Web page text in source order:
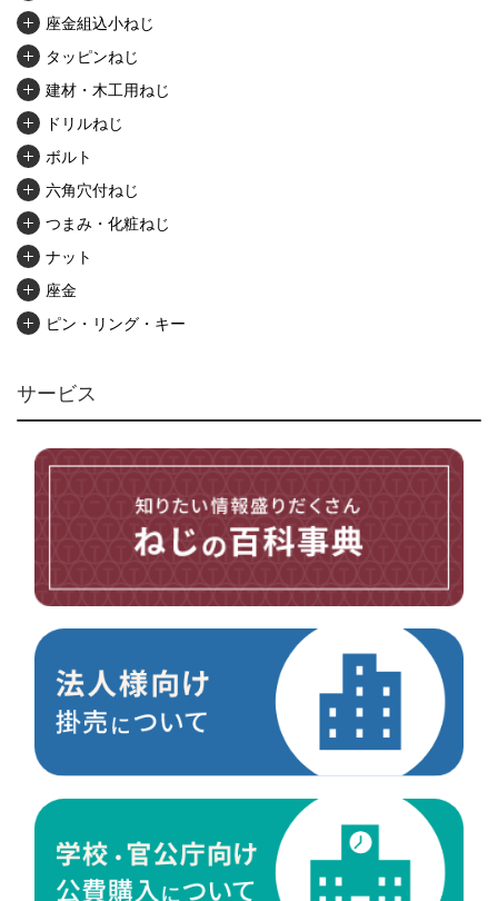
座金組込小ねじ
タッピンねじ
建材・木工用ねじ
ドリルねじ
ボルト
六角穴付ねじ
つまみ・化粧ねじ
ナット
座金
ピン・リング・キー
アンカー・プラグ
ユニファイねじ
その他ねじ
電材・設備
切削工具
ケミカル製品
荷役伝導
サービス